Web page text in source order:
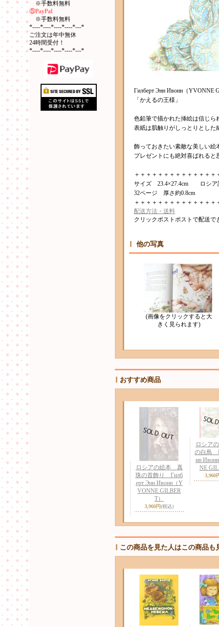
※手数料無料
⑤PayPal
※手数料無料
*----*----*----*----*---*
ご注文は年中無休
24時間受付！
*----*----*----*----*---*
Гилберт Энн Ивонн（YVONNE
「かえるの王様」
色鉛筆で描かれた挿絵は信じら
表紙は肌触りがしっとりとした
飾っておきたい素敵な美しい絵
プレゼントにも絶対喜ばれると
＋＋＋＋＋＋＋＋＋＋＋＋＋＋
サイズ 23.4×27.4cm ロシ
32ページ 厚さ約0.8cm
＋＋＋＋＋＋＋＋＋＋＋＋＋＋
配送方法・送料
クリックポストポストで配送で
他の写真
(画像をクリックすると大
きく見られます)
おすすめ商品
ロシアの絵本 真
珠の首飾り Гилб
ерт Энн Ивонн（Y
VONNE GILBER
T）
3,960円(税込)
ロシア
の白鳥
нн
NE
3,960
この商品を見た人はこの商品も